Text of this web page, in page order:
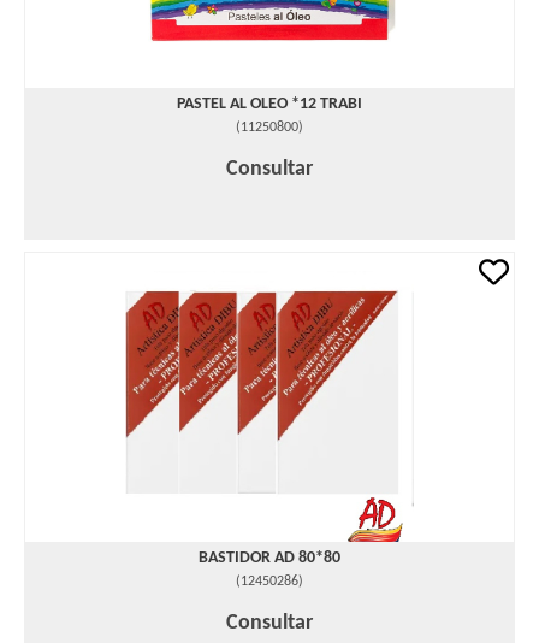
PASTEL AL OLEO *12 TRABI
(11250800)
Consultar
BASTIDOR AD 80*80
(12450286)
Consultar